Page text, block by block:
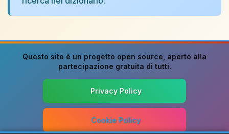
Questo sito è un progetto open source , aperto alla
partecipazione gratuita di tutti.
Privacy Policy
Cookie Policy